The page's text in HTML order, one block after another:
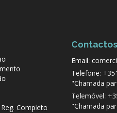
Reg. Completo
Contactos
Email:
Telefone:
"Chamada
Telemóvel:
"Chamada